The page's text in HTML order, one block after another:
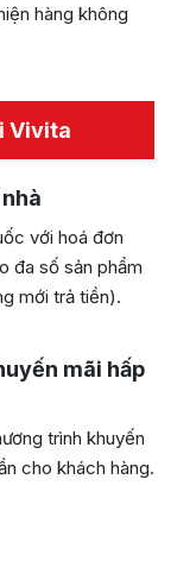
hàng không
Vivita
với hoá đơn
đa số sản phẩm
mới trả tiền).
mãi hấp
trình khuyến
cho khách hàng.